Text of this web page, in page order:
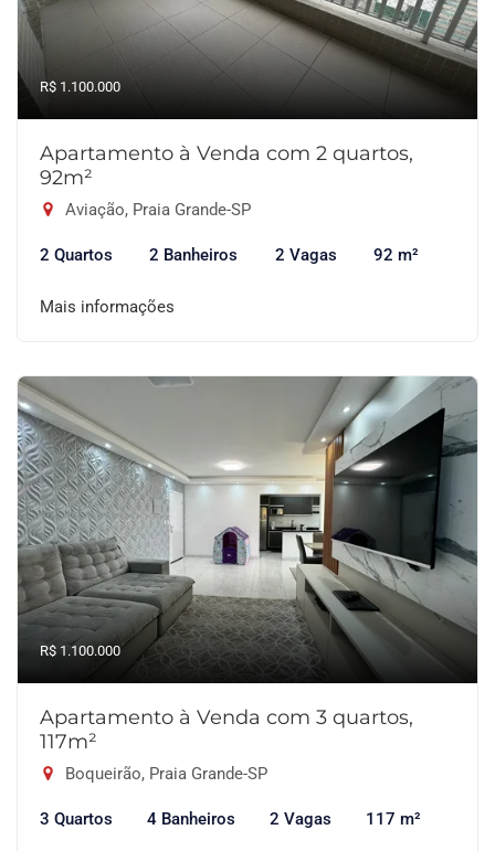
R$ 1.100.000
Apartamento à Venda com 2 quartos,
92m²
Aviação, Praia Grande-SP
2 Quartos 2 Banheiros 2 Vagas 92 m²
Mais informações
R$ 1.100.000
Apartamento à Venda com 3 quartos,
117m²
Boqueirão, Praia Grande-SP
3 Quartos 4 Banheiros 2 Vagas 117 m²